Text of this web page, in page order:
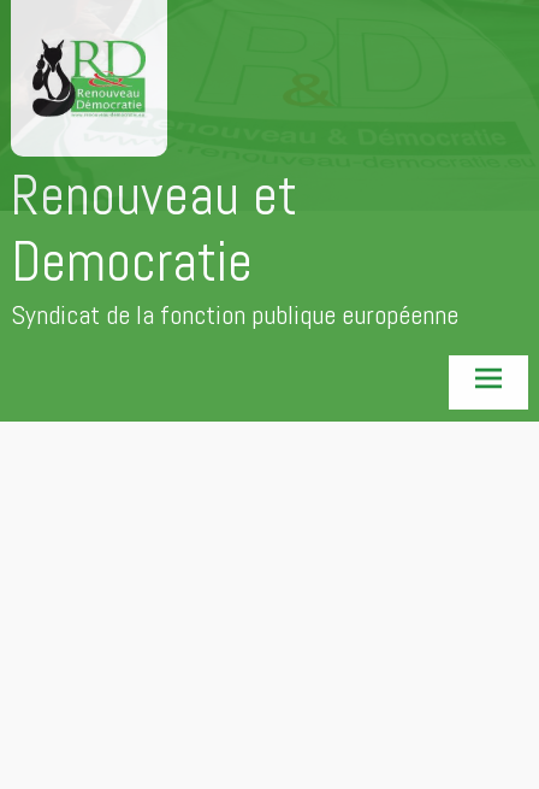
contenu
principal
Renouveau et
Democratie
Syndicat de la fonction publique européenne